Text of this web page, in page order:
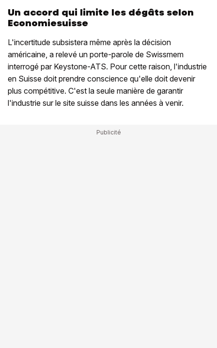
Un accord qui limite les dégâts selon
Economiesuisse
L'incertitude subsistera même après la décision
américaine, a relevé un porte-parole de Swissmem
interrogé par Keystone-ATS. Pour cette raison, l'industrie
en Suisse doit prendre conscience qu'elle doit devenir
plus compétitive. C'est la seule manière de garantir
l'industrie sur le site suisse dans les années à venir.